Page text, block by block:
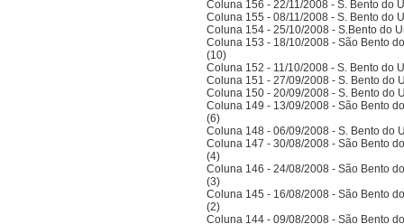
Coluna 156 - 22/11/2008 - S. Bento do
Coluna 155 - 08/11/2008 - S. Bento do
Coluna 154 - 25/10/2008 - S.Bento do
Coluna 153 - 18/10/2008 - São Bento
(10)
Coluna 152 - 11/10/2008 - S. Bento do
Coluna 151 - 27/09/2008 - S. Bento do
Coluna 150 - 20/09/2008 - S. Bento do
Coluna 149 - 13/09/2008 - São Bento
(6)
Coluna 148 - 06/09/2008 - S. Bento do
Coluna 147 - 30/08/2008 - São Bento
(4)
Coluna 146 - 24/08/2008 - São Bento
(3)
Coluna 145 - 16/08/2008 - São Bento
(2)
Coluna 144 - 09/08/2008 - São Bento